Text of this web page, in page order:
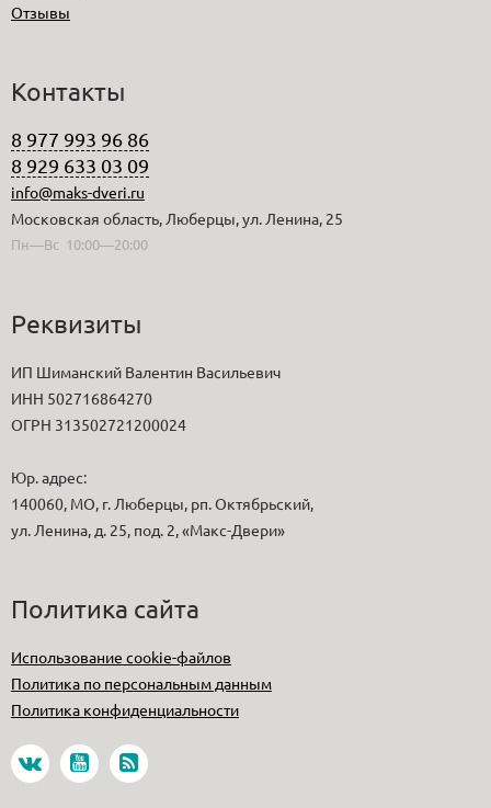
Отзывы
Контакты
8 977 993 96 86
8 929 633 03 09
info@maks-dveri.ru
Московская область, Люберцы, ул. Ленина, 25
Пн—Вс 10:00—20:00
Реквизиты
ИП Шиманский Валентин Васильевич
ИНН 502716864270
ОГРН 313502721200024
Юр. адрес:
140060, МО, г. Люберцы, рп. Октябрьский,
ул. Ленина, д. 25, под. 2, «Макс-Двери»
Политика сайта
Использование cookie-файлов
Политика по персональным данным
Политика конфиденциальности